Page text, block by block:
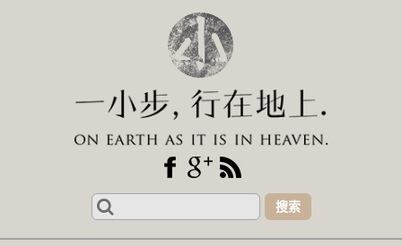
Search
for: